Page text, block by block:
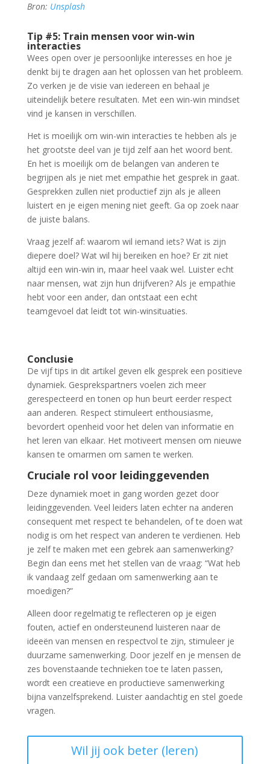
Bron: Unsplash
Tip #5: Train mensen voor win-win
interacties
Wees open over je persoonlijke interesses en hoe je
denkt bij te dragen aan het oplossen van het probleem.
Zo verken je de visie van iedereen en behaal je
uiteindelijk betere resultaten. Met een win-win mindset
vind je kansen in verschillen.
Het is moeilijk om win-win interacties te hebben als je
het grootste deel van je tijd zelf aan het woord bent.
En het is moeilijk om de belangen van anderen te
begrijpen als je niet met empathie het gesprek in gaat.
Gesprekken zullen niet productief zijn als je alleen
luistert en je eigen mening niet geeft. Ga op zoek naar
de juiste balans.
Vraag jezelf af: waarom wil iemand iets? Wat is zijn
diepere doel? Wat wil hij bereiken en hoe? Er zit niet
altijd een win-win in, maar heel vaak wel. Luister echt
naar mensen, wat zijn hun drijfveren? Als je empathie
hebt voor een ander, dan ontstaat een echt
teamgevoel dat leidt tot win-winsituaties.
Conclusie
De vijf tips in dit artikel geven elk gesprek een positieve
dynamiek. Gesprekspartners voelen zich meer
gerespecteerd en tonen op hun beurt eerder respect
aan anderen. Respect stimuleert enthousiasme,
bevordert openheid voor het delen van informatie en
het leren van elkaar. Het motiveert mensen om nieuwe
kansen te omarmen om samen te werken.
Cruciale rol voor leidinggevenden
Deze dynamiek moet in gang worden gezet door
leidinggevenden. Veel leiders laten echter na anderen
consequent met respect te behandelen, of te doen wat
nodig is om het respect van anderen te verdienen. Heb
je zelf te maken met een gebrek aan samenwerking?
Begin dan eens met het stellen van de vraag: “Wat heb
ik vandaag zelf gedaan om samenwerking aan te
moedigen?”
Alleen door regelmatig te reflecteren op je eigen
fouten, actief en ondersteunend luisteren naar de
ideeën van mensen en respectvol te zijn, stimuleer je
duurzame samenwerking. Door jezelf en je mensen de
zes bovenstaande technieken toe te laten passen,
wordt een creatieve en productieve samenwerking
bijna vanzelfsprekend. Luister aandachtig en stel goede
vragen.
Wil jij ook beter (leren)